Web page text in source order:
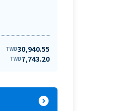
TWD30,940.55
TWD7,743.20
expand_circle_right